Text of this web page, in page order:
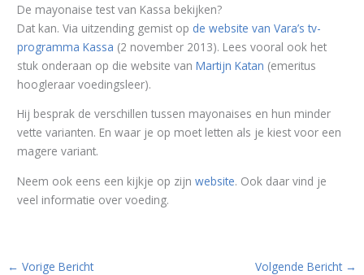
De mayonaise test van Kassa bekijken?
Dat kan. Via uitzending gemist op de website van Vara’s tv-
programma Kassa (2 november 2013). Lees vooral ook het
stuk onderaan op die website vanMartijn Katan (emeritus
hoogleraar voedingsleer).
Hij besprak de verschillen tussen mayonaises en hun minder
vette varianten. En waar je op moet letten als je kiest voor een
magere variant.
Neem ook eens een kijkje op zijnwebsite. Ook daar vind je
veel informatie over voeding.
← Vorige Bericht Volgende Bericht →